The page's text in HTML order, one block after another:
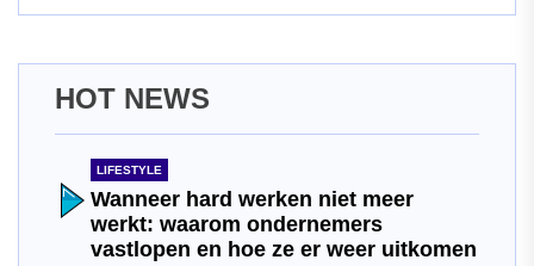
HOT NEWS
LIFESTYLE
Wanneer hard werken niet meer
werkt: waarom ondernemers
vastlopen en hoe ze er weer uitkomen